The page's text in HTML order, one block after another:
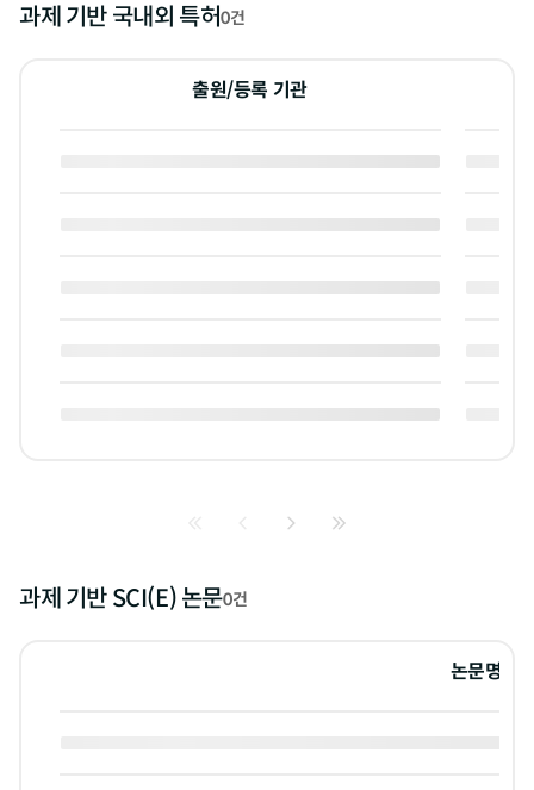
과제 기반 국내외 특허0건
출원/등록 기관
과제 기반 SCI(E) 논문0건
논문명